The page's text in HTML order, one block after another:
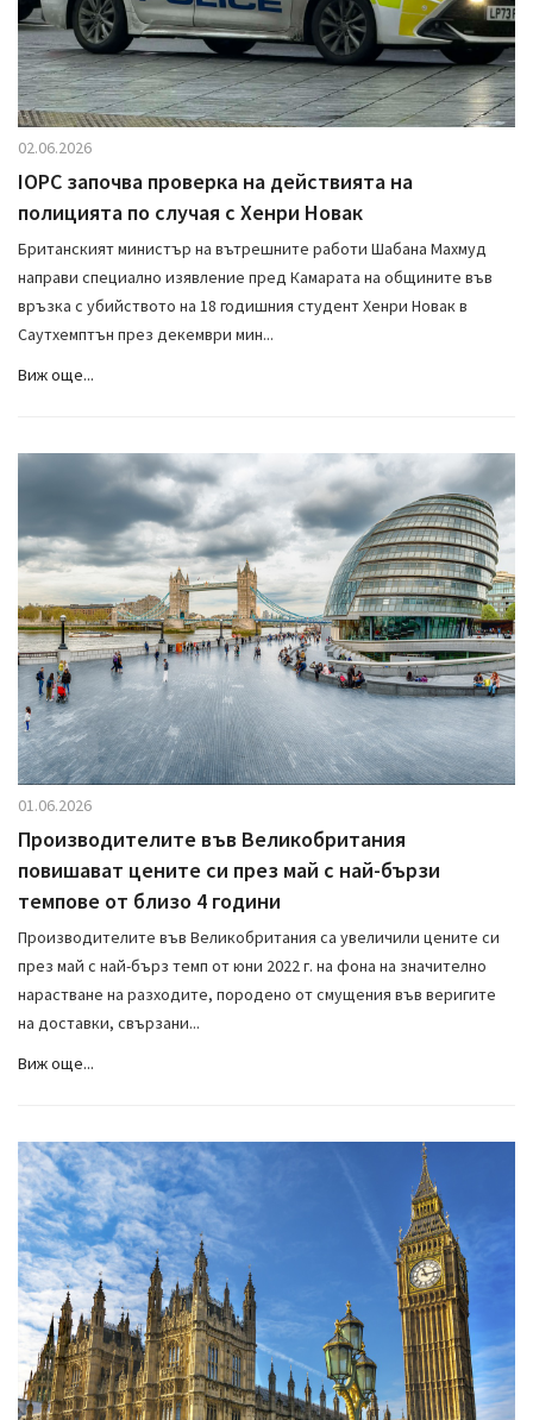
02.06.2026
IOPC започва проверка на действията на
полицията по случая с Хенри Новак
Британският министър на вътрешните работи Шабана Махмуд
направи специално изявление пред Камарата на общините във
връзка с убийството на 18 годишния студент Хенри Новак в
Саутхемптън през декември мин...
Виж още...
01.06.2026
Производителите във Великобритания
повишават цените си през май с най-бързи
темпове от близо 4 години
Производителите във Великобритания са увеличили цените си
през май с най-бърз темп от юни 2022 г. на фона на значително
нарастване на разходите, породено от смущения във веригите
на доставки, свързани...
Виж още...